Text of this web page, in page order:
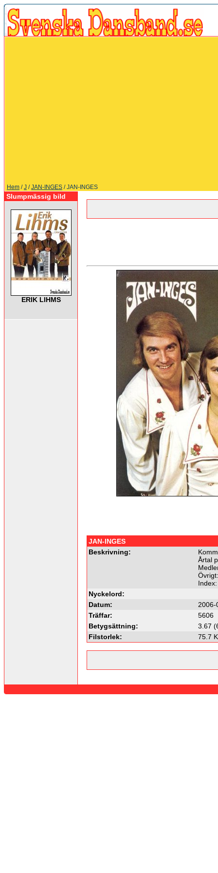
Hem /J /JAN-INGES / JAN-INGES
Slumpmässig bild
ERIK LIHMS
JAN-INGES
Beskrivning:
Årtal
Övrigt:
Nyckelord:
Datum:
2006-
Träffar:
5606
Betygsättning:
3.67
Filstorlek:
75.7